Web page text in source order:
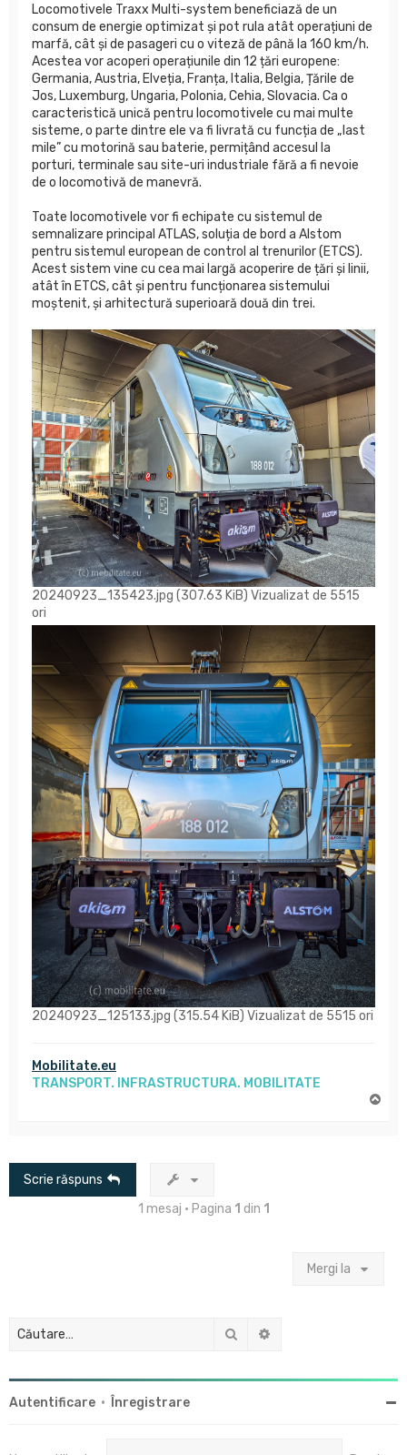
Locomotivele Traxx Multi-system beneficiază de un
consum de energie optimizat și pot rula atât operațiuni de
marfă, cât și de pasageri cu o viteză de până la 160 km/h.
Acestea vor acoperi operațiunile din 12 țări europene:
Germania, Austria, Elveția, Franța, Italia, Belgia, Țările de
Jos, Luxemburg, Ungaria, Polonia, Cehia, Slovacia. Ca o
caracteristică unică pentru locomotivele cu mai multe
sisteme, o parte dintre ele va fi livrată cu funcția de „last
mile” cu motorină sau baterie, permițând accesul la
porturi, terminale sau site-uri industriale fără a fi nevoie
de o locomotivă de manevră.
Toate locomotivele vor fi echipate cu sistemul de
semnalizare principal ATLAS, soluția de bord a Alstom
pentru sistemul european de control al trenurilor (ETCS).
Acest sistem vine cu cea mai largă acoperire de țări și linii,
atât în ETCS, cât și pentru funcționarea sistemului
moștenit, și arhitectură superioară două din trei.
20240923_135423.jpg (307.63 KiB) Vizualizat de 5515
ori
20240923_125133.jpg (315.54 KiB) Vizualizat de 5515 ori
Mobilitate.eu
TRANSPORT. INFRASTRUCTURA. MOBILITATE
Scrie răspuns
1 mesaj • Pagina 1 din 1
Mergi la
Căutare
Autentificare • Înregistrare